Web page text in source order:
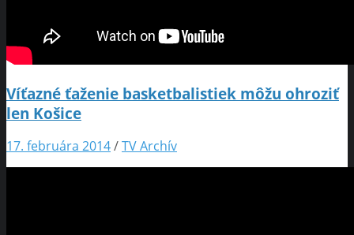
Víťazné ťaženie basketbalistiek môžu ohroziť
len Košice
17. februára 2014/TV Archív